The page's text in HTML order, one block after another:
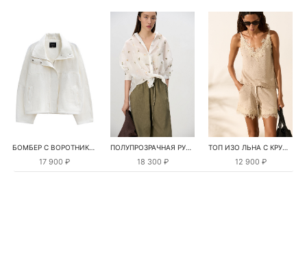
БОМБЕР С ВОРОТНИКОМ-СТОЙКОЙ
17 900 ₽
ПОЛУПРОЗРАЧНАЯ РУБАШКА С РОМАШКАМИ
18 300 ₽
ТОП ИЗО ЛЬНА С КРУЖЕВОМ
12 900 ₽